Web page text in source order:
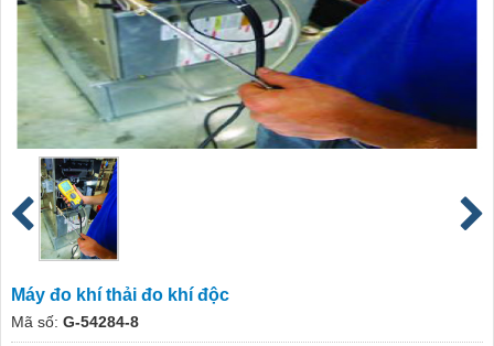
Máy đo khí thải đo khí độc
Mã số: G-54284-8